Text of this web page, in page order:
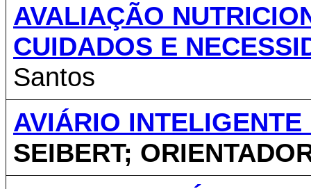
AVALIAÇÃO
CUIDADOS E
Santos
AVIÁRIO INTELIGENTE
SEIBERT;